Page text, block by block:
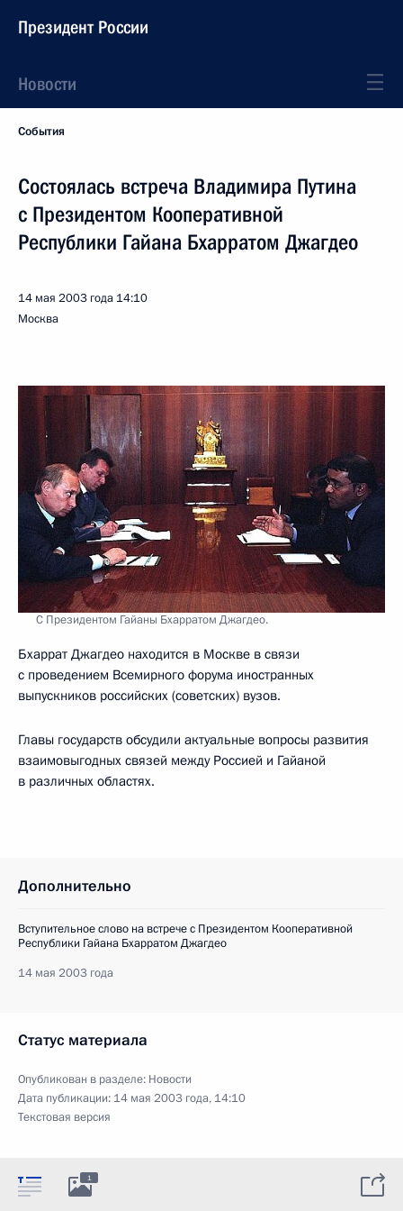
Президент России
Новости
События
Состоялась встреча Владимира Путина
с Президентом Кооперативной
Республики Гайана Бхарратом Джагдео
14 мая 2003 года 14:10
Москва
С Президентом Гайаны Бхарратом Джагдео.
Бхаррат Джагдео находится в Москве в связи
с проведением Всемирного форума иностранных
выпускников российских (советских) вузов.
Главы государств обсудили актуальные вопросы развития
взаимовыгодных связей между Россией и Гайаной
в различных областях.
Дополнительно
Вступительное слово на встрече с Президентом Кооперативной
Республики Гайана Бхарратом Джагдео
14 мая 2003 года
Статус материала
Опубликован в разделе: Новости
Дата публикации: 14 мая 2003 года, 14:10
Текстовая версия
1